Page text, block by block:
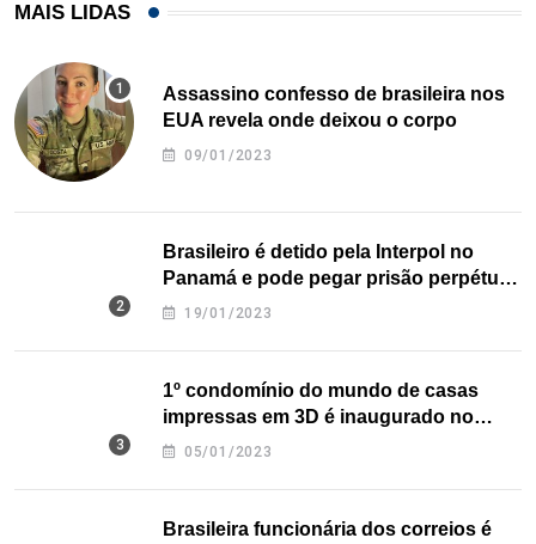
MAIS LIDAS
Assassino confesso de brasileira nos
EUA revela onde deixou o corpo
09/01/2023
Brasileiro é detido pela Interpol no
Panamá e pode pegar prisão perpétua
nos EUA
19/01/2023
1º condomínio do mundo de casas
impressas em 3D é inaugurado no
Texas
05/01/2023
Brasileira funcionária dos correios é